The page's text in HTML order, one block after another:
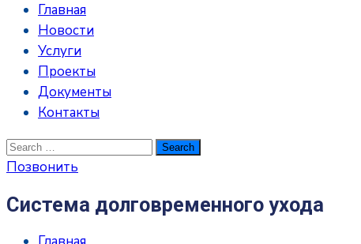
Главная
Новости
Услуги
Проекты
Документы
Контакты
Позвонить
Система долговременного ухода